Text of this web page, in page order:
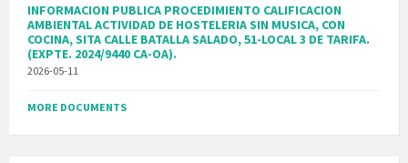
INFORMACION PUBLICA PROCEDIMIENTO CALIFICACION
AMBIENTAL ACTIVIDAD DE HOSTELERIA SIN MUSICA, CON
COCINA, SITA CALLE BATALLA SALADO, 51-LOCAL 3 DE TARIFA.
(EXPTE. 2024/9440 CA-OA).
2026-05-11
MORE DOCUMENTS